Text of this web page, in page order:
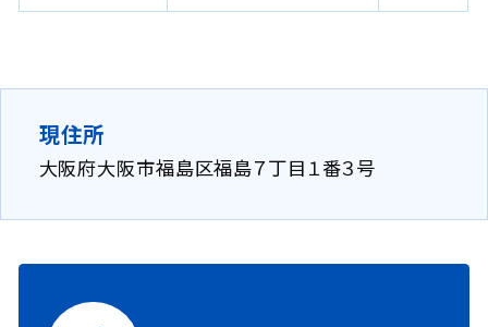
現住所
大阪府大阪市福島区福島７丁目１番３号